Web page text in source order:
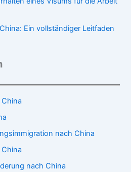
Ein vollständiger Leitfaden
nach China
nach China